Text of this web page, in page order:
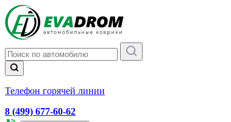
Телефон горячей линии
8 (499) 677-60-62